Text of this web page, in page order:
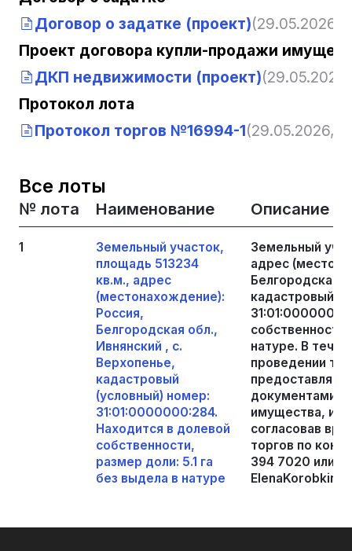
Договор о задатке (проект)(29.05.2026,
Проект договора купли-продажи
ДКП недвижимости (проект)
Протокол лота
Протокол торгов №16994-1(29.05.2026,
Все лоты
№ лота Наименование Описание
1
Земельный участок,
площадь 513234
кв.м., адрес
(местонахождение):
Россия,
Белгородская обл.,
Ивнянский , с.
Верхопенье,
кадастровый
(условный) номер:
31:01:0000000:284.
Находится в долевой
собственности,
размер доли: 5.1 га
без выдела в натуре
Земельный
адрес
Белгородская
кадастровый
натуре. В
проведении
документами
имущества,
согласовав
торгов по
394 7020 или